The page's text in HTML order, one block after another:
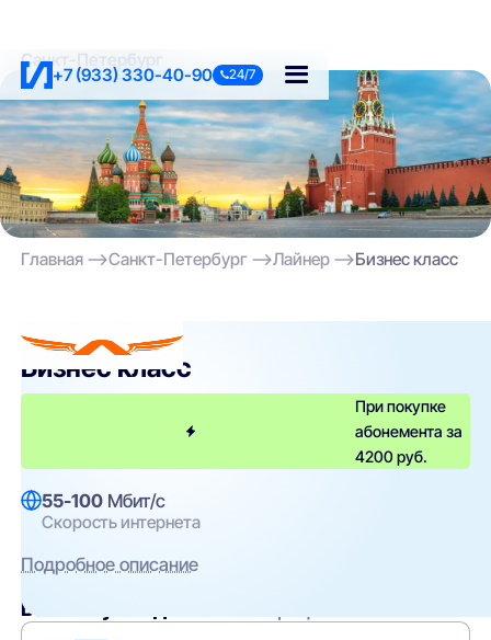
+7 (933) 330-40-90 24/7
Санкт-Петербург
Главная Санкт-Петербург Лайнер Бизнес класс
Лайнер
Бизнес класс
При покупке
абонемента за
4200 руб.
55-100 Мбит/с
Скорость интернета
Подробное описание
Вам могут подойти